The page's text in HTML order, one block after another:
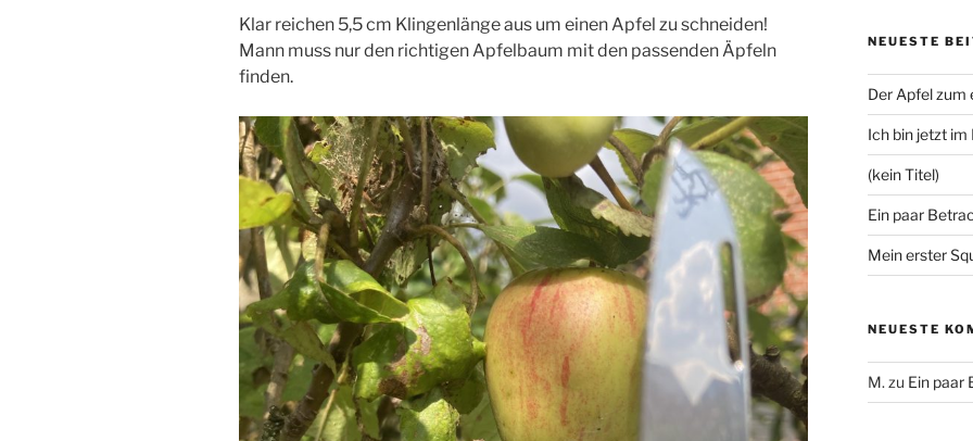
Klar reichen 5,5 cm Klingenlänge aus um einen Apfel zu schneiden!
Mann muss nur den richtigen Apfelbaum mit den passenden Äpfeln
finden.
NEUESTE
Der Apfel zum
Ich bin jetzt im
(kein Titel)
Ein paar
Mein erster
NEUESTE
M. zu Ein paar